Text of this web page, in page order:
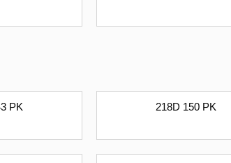
PK 218D 150 PK